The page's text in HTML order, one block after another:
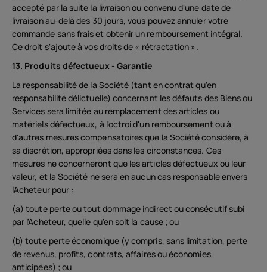
À propos
Recyclage des appareils
Auto-réparation
Belgium(Français|Dutch)
accepté par la suite la livraison ou convenu d'une date de
livraison au-delà des 30 jours, vous pouvez annuler votre
commande sans frais et obtenir un remboursement intégral.
Ce droit s'ajoute à vos droits de « rétractation ».
13. Produits défectueux - Garantie
La responsabilité de la Société (tant en contrat qu'en
responsabilité délictuelle) concernant les défauts des Biens ou
Services sera limitée au remplacement des articles ou
matériels défectueux, à l'octroi d'un remboursement ou à
d'autres mesures compensatoires que la Société considère, à
sa discrétion, appropriées dans les circonstances. Ces
mesures ne concerneront que les articles défectueux ou leur
valeur, et la Société ne sera en aucun cas responsable envers
l'Acheteur pour :
(a) toute perte ou tout dommage indirect ou consécutif subi
par l'Acheteur, quelle qu'en soit la cause ; ou
(b) toute perte économique (y compris, sans limitation, perte
de revenus, profits, contrats, affaires ou économies
anticipées) ; ou